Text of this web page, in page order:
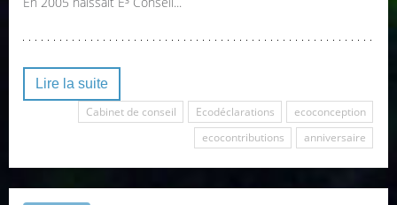
Lire la suite
Cabinet de conseil
Ecodéclarations
ecoconception
ecocontributions
anniversaire